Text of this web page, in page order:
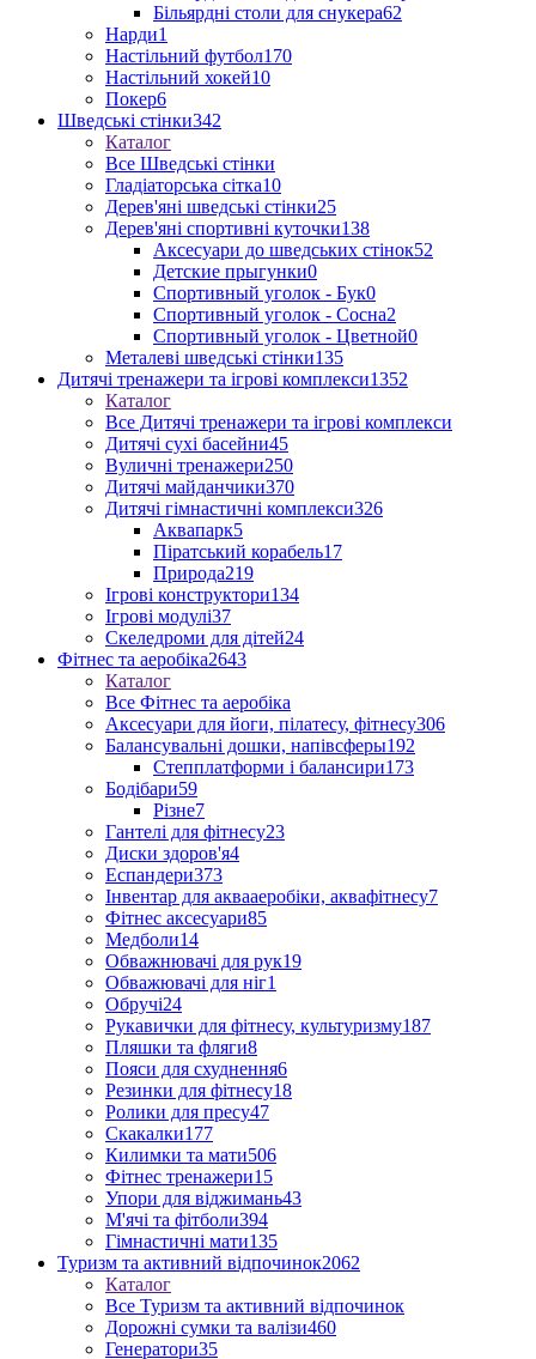
Більярдні столи для снукера62
Нарди1
Настільний футбол170
Настільний хокей10
Покер6
Шведські стінки342
Каталог
Все Шведські стінки
Гладіаторська сітка10
Дерев'яні шведські стінки25
Дерев'яні спортивні куточки138
Аксесуари до шведських стінок52
Детские прыгунки0
Спортивный уголок - Бук0
Спортивный уголок - Сосна2
Спортивный уголок - Цветной0
Металеві шведські стінки135
Дитячі тренажери та ігрові комплекси1352
Каталог
Все Дитячі тренажери та ігрові комплекси
Дитячі сухі басейни45
Вуличні тренажери250
Дитячі майданчики370
Дитячі гімнастичні комплекси326
Аквапарк5
Піратський корабель17
Природа219
Ігрові конструктори134
Ігрові модулі37
Скеледроми для дітей24
Фітнес та аеробіка2643
Каталог
Все Фітнес та аеробіка
Аксесуари для йоги, пілатесу, фітнесу306
Балансувальні дошки, напівсферы192
Степплатформи і балансири173
Бодібари59
Різне7
Гантелі для фітнесу23
Диски здоров'я4
Еспандери373
Інвентар для аквааеробіки, аквафітнесу7
Фітнес аксесуари85
Медболи14
Обважнювачі для рук19
Обважювачі для ніг1
Обручі24
Рукавички для фітнесу, культуризму187
Пляшки та фляги8
Пояси для схуднення6
Резинки для фітнесу18
Ролики для пресу47
Скакалки177
Килимки та мати506
Фітнес тренажери15
Упори для віджимань43
М'ячі та фітболи394
Гімнастичні мати135
Туризм та активний відпочинок2062
Каталог
Все Туризм та активний відпочинок
Дорожні сумки та валізи460
Генератори35